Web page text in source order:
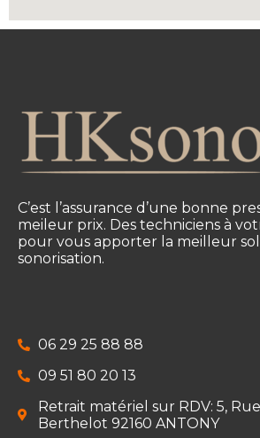
C’est l’assurance d’une bonne
meileur prix. Des techniciens à
pour vous apporter la meilleur
sonorisation.
06 29 25 88 88
09 51 80 20 13
Retrait matériel sur RDV: 5,
Berthelot 92160 ANTONY